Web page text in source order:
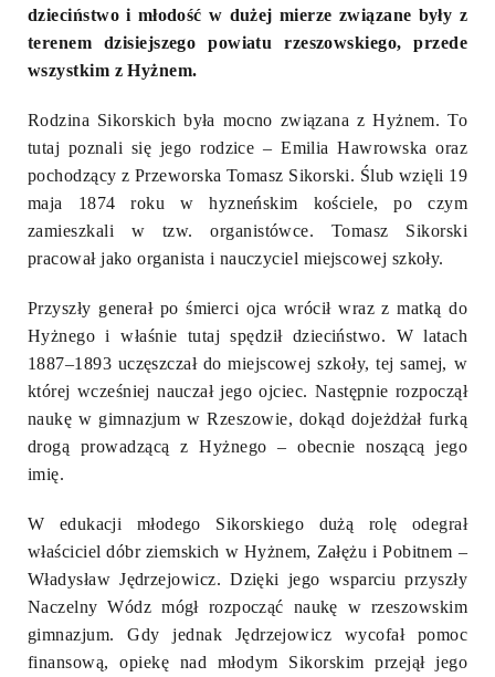
dzieciństwo i młodość w dużej mierze związane były z
terenem dzisiejszego powiatu rzeszowskiego, przede
wszystkim z Hyżnem.
Rodzina Sikorskich była mocno związana z Hyżnem. To
tutaj poznali się jego rodzice – Emilia Hawrowska oraz
pochodzący z Przeworska Tomasz Sikorski. Ślub wzięli 19
maja 1874 roku w hyzneńskim kościele, po czym
zamieszkali w tzw. organistówce. Tomasz Sikorski
pracował jako organista i nauczyciel miejscowej szkoły.
Przyszły generał po śmierci ojca wrócił wraz z matką do
Hyżnego i właśnie tutaj spędził dzieciństwo. W latach
1887–1893 uczęszczał do miejscowej szkoły, tej samej, w
której wcześniej nauczał jego ojciec. Następnie rozpoczął
naukę w gimnazjum w Rzeszowie, dokąd dojeżdżał furką
drogą prowadzącą z Hyżnego – obecnie noszącą jego
imię.
W edukacji młodego Sikorskiego dużą rolę odegrał
właściciel dóbr ziemskich w Hyżnem, Załężu i Pobitnem –
Władysław Jędrzejowicz. Dzięki jego wsparciu przyszły
Naczelny Wódz mógł rozpocząć naukę w rzeszowskim
gimnazjum. Gdy jednak Jędrzejowicz wycofał pomoc
finansową, opiekę nad młodym Sikorskim przejął jego